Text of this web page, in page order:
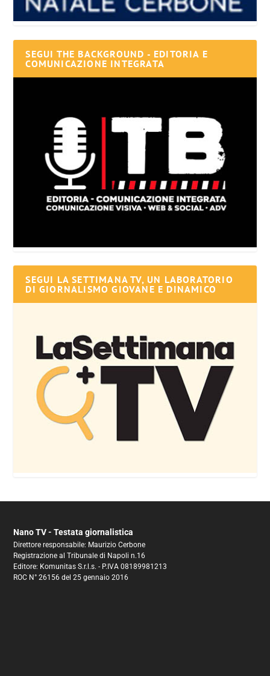
SEGUI THE BACKGROUND - EDITORIA E
COMUNICAZIONE INTEGRATA
SEGUI LA SETTIMANA TV, UN LABORATORIO
DI GIORNALISMO GIOVANE E DINAMICO
Nano TV - Testata giornalistica
Direttore responsabile: Maurizio Cerbone
Registrazione al Tribunale di Napoli n.16
Editore: Komunitas S.r.l.s. - P.IVA 08189981213
ROC N° 26156 del 25 gennaio 2016